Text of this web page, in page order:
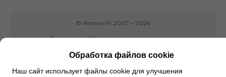
© Атлант-М 2007 – 2026
Обработка файлов cookie
Наш сайт использует файлы cookie для улучшения